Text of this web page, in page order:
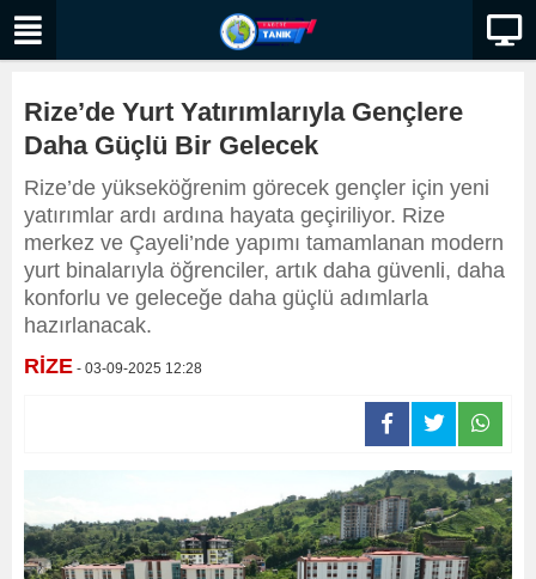
Rize’de Yurt Yatırımlarıyla Gençlere
Daha Güçlü Bir Gelecek
Rize’de yükseköğrenim görecek gençler için yeni
yatırımlar ardı ardına hayata geçiriliyor. Rize
merkez ve Çayeli’nde yapımı tamamlanan modern
yurt binalarıyla öğrenciler, artık daha güvenli, daha
konforlu ve geleceğe daha güçlü adımlarla
hazırlanacak.
RİZE - 03-09-2025 12:28